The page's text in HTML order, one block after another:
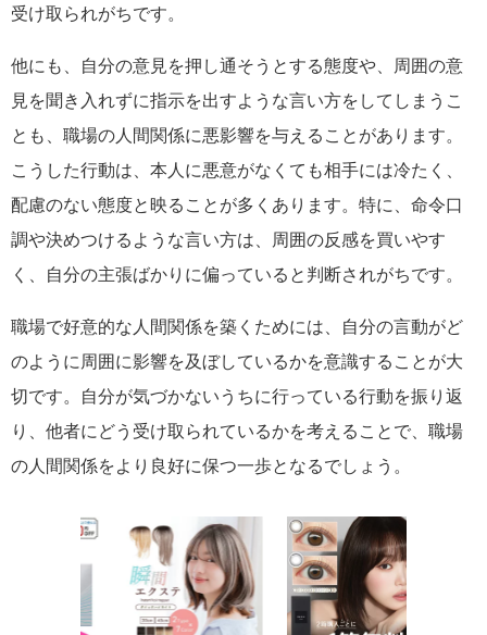
受け取られがちです。
他にも、自分の意見を押し通そうとする態度や、周囲の意
見を聞き入れずに指示を出すような言い方をしてしまうこ
とも、職場の人間関係に悪影響を与えることがあります。
こうした行動は、本人に悪意がなくても相手には冷たく、
配慮のない態度と映ることが多くあります。特に、命令口
調や決めつけるような言い方は、周囲の反感を買いやす
く、自分の主張ばかりに偏っていると判断されがちです。
職場で好意的な人間関係を築くためには、自分の言動がど
のように周囲に影響を及ぼしているかを意識することが大
切です。自分が気づかないうちに行っている行動を振り返
り、他者にどう受け取られているかを考えることで、職場
の人間関係をより良好に保つ一歩となるでしょう。